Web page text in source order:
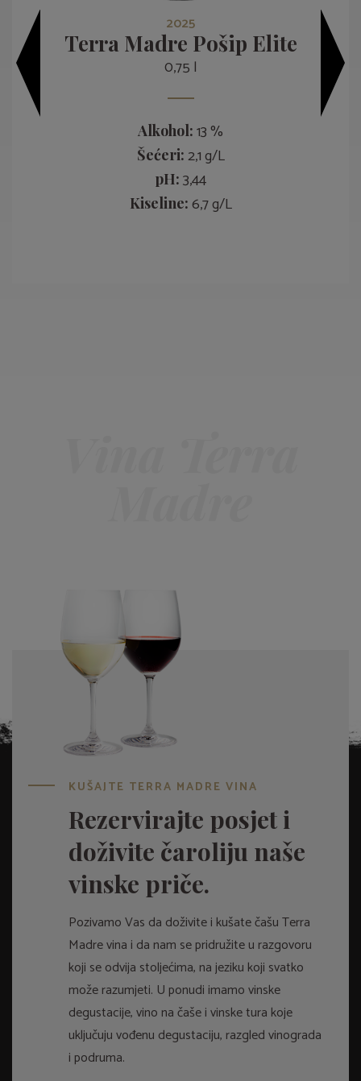
2025
Terra Madre Pošip Elite
0,75 l
Alkohol: 13 %
Šećeri: 2,1 g/L
pH: 3,44
Kiseline: 6,7 g/L
KUŠAJTE TERRA MADRE VINA
Rezervirajte posjet i
doživite čaroliju naše
vinske priče.
Pozivamo Vas da doživite i kušate čašu Terra
Madre vina i da nam se pridružite u razgovoru
koji se odvija stoljećima, na jeziku koji svatko
može razumjeti. U ponudi imamo vinske
degustacije, vino na čaše i vinske tura koje
uključuju vođenu degustaciju, razgled vinograda
i podruma.